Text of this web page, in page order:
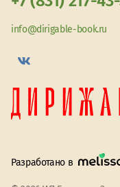
info@dirigable-book.ru
Разработано в